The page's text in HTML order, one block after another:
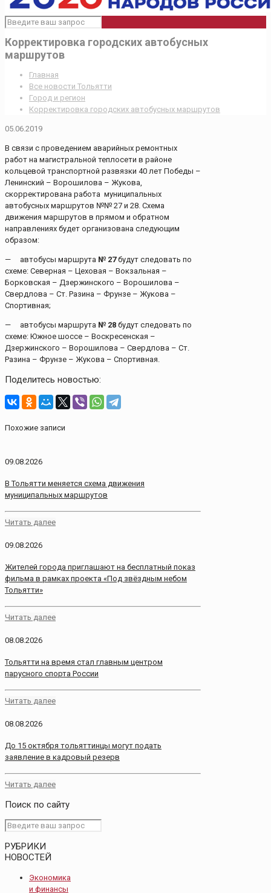
Корректировка городских автобусных
маршрутов
Главная
Все новости Тольятти
Город и регион
Корректировка городских автобусных маршрутов
05.06.2019
В связи с проведением аварийных ремонтных
работ на магистральной теплосети в районе
кольцевой транспортной развязки 40 лет Победы –
Ленинский – Ворошилова – Жукова,
скорректирована работа муниципальных
автобусных маршрутов №№ 27 и 28. Схема
движения маршрутов в прямом и обратном
направлениях будет организована следующим
образом:
— автобусы маршрута № 27будут следовать по
схеме: Северная – Цеховая – Вокзальная –
Борковская – Дзержинского – Ворошилова –
Свердлова – Ст. Разина – Фрунзе – Жукова –
Спортивная;
— автобусы маршрута № 28 будут следовать по
схеме: Южное шоссе – Воскресенская –
Дзержинского – Ворошилова – Свердлова – Ст.
Разина – Фрунзе – Жукова – Спортивная.
Поделитесь новостью:
Похожие записи
09.08.2026
В Тольятти меняется схема движения
муниципальных маршрутов
Читать далее
09.08.2026
Жителей города приглашают на бесплатный показ
фильма в рамках проекта «Под звёздным небом
Тольятти»
Читать далее
08.08.2026
Тольятти на время стал главным центром
парусного спорта России
Читать далее
08.08.2026
До 15 октября тольяттинцы могут подать
заявление в кадровый резерв
Читать далее
Поиск по сайту
РУБРИКИ
НОВОСТЕЙ
Экономика
и финансы